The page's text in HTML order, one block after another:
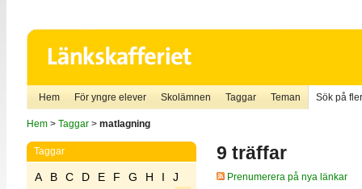
Hem För yngre elever Skolämnen Taggar Teman Sök på
Hem> Taggar> matlagning
Taggar
A B C D E F G H I
J
9 träffar
Prenumerera på nya länkar